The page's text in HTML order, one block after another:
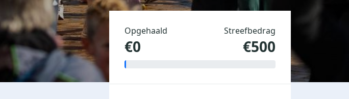
Opgehaald
€0
Streefbedrag
€500